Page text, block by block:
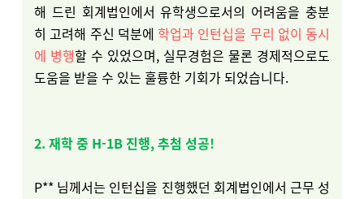
해 드린 회계법인에서 유학생으로서의 어려움을 충분
히 고려해 주신 덕분에 학업과 인턴십을 무리 없이 동시
에 병행할 수 있었으며, 실무경험은 물론 경제적으로도
도움을 받을 수 있는 훌륭한 기회가 되었습니다.
2. 재학 중 H-1B 진행, 추첨 성공!
P** 님께서는 인턴십을 진행했던 회계법인에서 근무 성